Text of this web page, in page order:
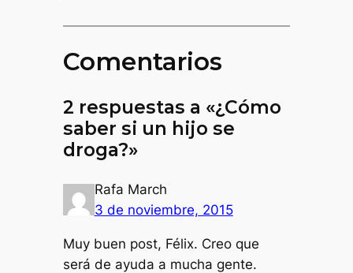
Comentarios
2 respuestas a «¿Cómo
saber si un hijo se
droga?»
Rafa March
3 de noviembre, 2015
Muy buen post, Félix. Creo que
será de ayuda a mucha gente.